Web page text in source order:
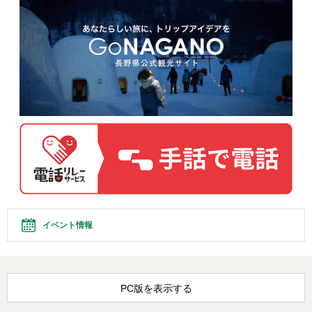
イベント情報
PC版を表示する